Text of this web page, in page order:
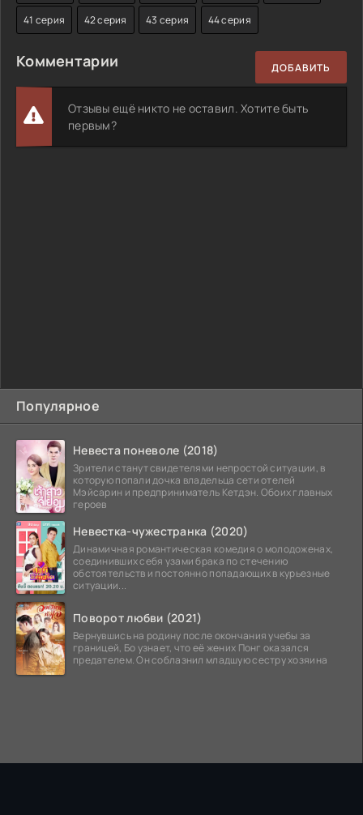
Популярное
Невеста поневоле (2018)
Зрители станут свидетелями непростой ситуации, в
которую попали дочка владельца сети отелей
Мэйсарин и предприниматель Кетдэн. Обоих главных
героев
Невестка-чужестранка (2020)
Динамичная романтическая комедия о молодоженах,
соединивших себя узами брака по стечению
обстоятельств и постоянно попадающих в курьезные
ситуации...
Поворот любви (2021)
Вернувшись на родину после окончания учебы за
границей, Бо узнает, что её жених Понг оказался
предателем. Он соблазнил младшую сестру хозяина
41 серия 42 серия 43 серия 44 серия
Комментарии ДОБАВИТЬ
Отзывы ещё никто не оставил. Хотите быть
первым?